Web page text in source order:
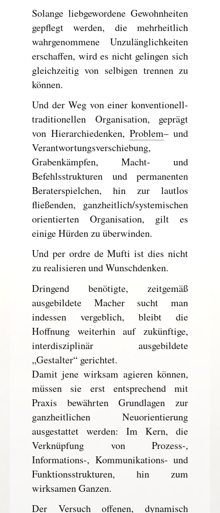
Solange liebgewordene Gewohnheiten
gepflegt werden, die mehrheitlich
wahrgenommene Unzulänglichkeiten
erschaffen, wird es nicht gelingen sich
gleichzeitig von selbigen trennen zu
können.
Und der Weg von einer konventionell-
traditionellen Organisation, geprägt
von Hierarchiedenken,Problem– und
Verantwortungsverschiebung,
Grabenkämpfen, Macht- und
Befehlsstrukturen und permanenten
Beraterspielchen, hin zur lautlos
fließenden, ganzheitlich/systemischen
orientierten Organisation, gilt es
einige Hürden zu überwinden.
Und per ordre de Mufti ist dies nicht
zu realisieren und Wunschdenken.
Dringend benötigte, zeitgemäß
ausgebildete Macher sucht man
indessen vergeblich, bleibt die
Hoffnung weiterhin auf zukünftige,
interdisziplinär ausgebildete
„Gestalter“ gerichtet.
Damit jene wirksam agieren können,
müssen sie erst entsprechend mit
Praxis bewährten Grundlagen zur
ganzheitlichen Neuorientierung
ausgestattet werden: Im Kern, die
Verknüpfung von Prozess-,
Informations-, Kommunikations- und
Funktionsstrukturen, hin zum
wirksamen Ganzen.
Der Versuch offenen, dynamisch